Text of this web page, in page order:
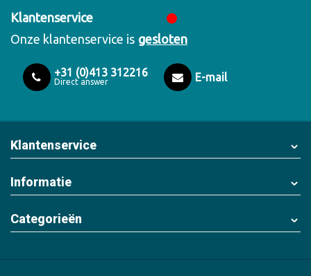
Klantenservice
Onze klantenservice is gesloten
+31 (0)413 312216
Direct answer E-mail
Klantenservice
Informatie
Categorieën